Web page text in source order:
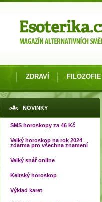
ZDRAVÍ FILOZOFIE
NOVINKY
SMS horoskopy za 46 Kč
Velký horoskop na rok 2024
zdarma pro všechna znamení
Velký snář online
Keltský horoskop
Výklad karet